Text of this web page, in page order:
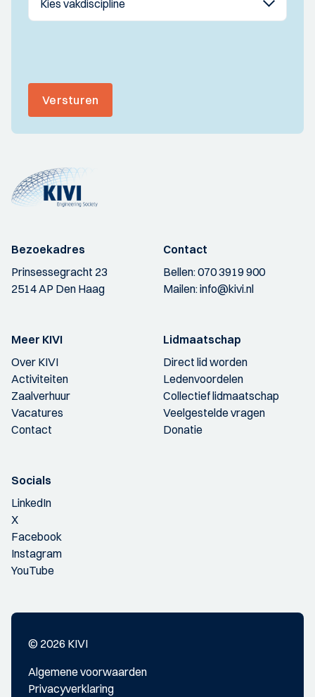
Versturen
Bezoekadres
Prinsessegracht 23
2514 AP Den Haag
Contact
Bellen:070 3919 900
Mailen:info@kivi.nl
Meer KIVI
Over KIVI
Activiteiten
Zaalverhuur
Vacatures
Contact
Lidmaatschap
Direct lid worden
Ledenvoordelen
Collectief lidmaatschap
Veelgestelde vragen
Donatie
Socials
LinkedIn
X
Facebook
Instagram
YouTube
© 2026 KIVI
Algemene voorwaarden
Privacyverklaring